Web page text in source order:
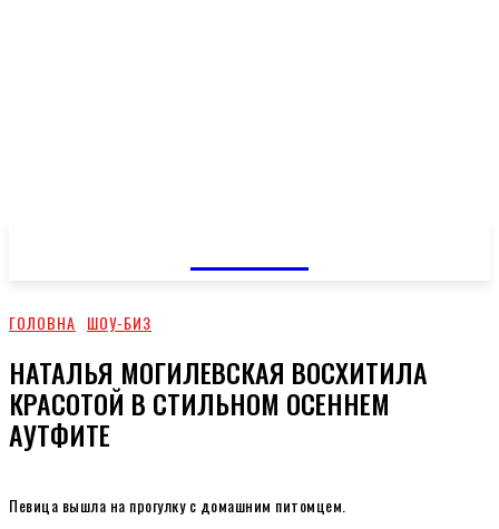
ГОЛОВНА ШОУ-БИЗ
НАТАЛЬЯ МОГИЛЕВСКАЯ ВОСХИТИЛА
КРАСОТОЙ В СТИЛЬНОМ ОСЕННЕМ
АУТФИТЕ
Певица вышла на прогулку с домашним питомцем.